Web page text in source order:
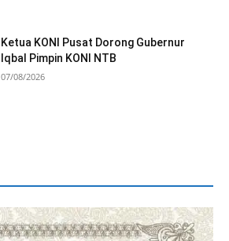
Ketua KONI Pusat Dorong Gubernur
Iqbal Pimpin KONI NTB
07/08/2026